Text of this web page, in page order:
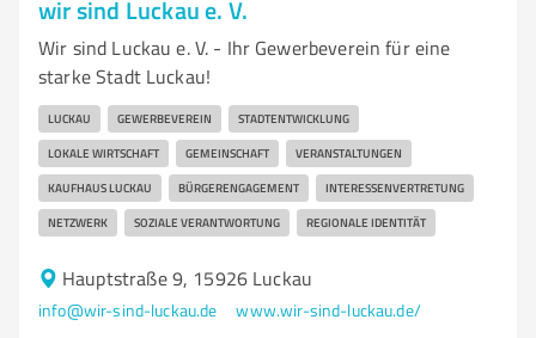
wir sind Luckau e. V.
Wir sind Luckau e. V. - Ihr Gewerbeverein für eine
starke Stadt Luckau!
LUCKAU GEWERBEVEREIN STADTENTWICKLUNG
LOKALE WIRTSCHAFT GEMEINSCHAFT VERANSTALTUNGEN
KAUFHAUS LUCKAU BÜRGERENGAGEMENT INTERESSENVERTRETUNG
NETZWERK SOZIALE VERANTWORTUNG REGIONALE IDENTITÄT
Hauptstraße 9, 15926 Luckau
info@wir-sind-luckau.de www.wir-sind-luckau.de/